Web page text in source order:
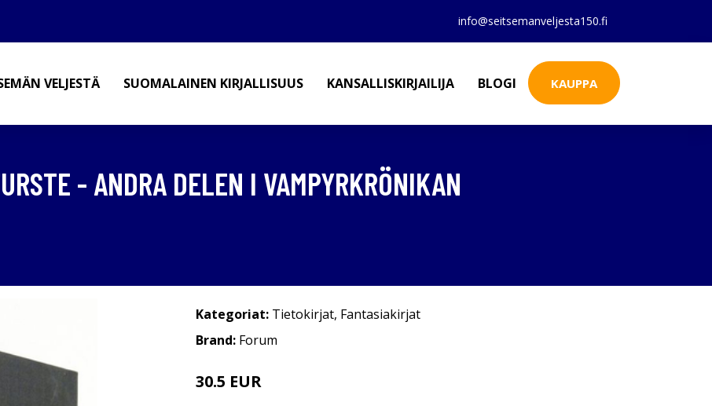
info@seitsemanveljesta150.fi
VELJESTÄ SUOMALAINEN KIRJALLISUUS KANSALLISKIRJAILIJA BLOGI KAUPPA
- ANDRA DELEN I VAMPYRKRÖNIKAN
Kategoriat: Tietokirjat, Fantasiakirjat
Brand: Forum
30.5 EUR